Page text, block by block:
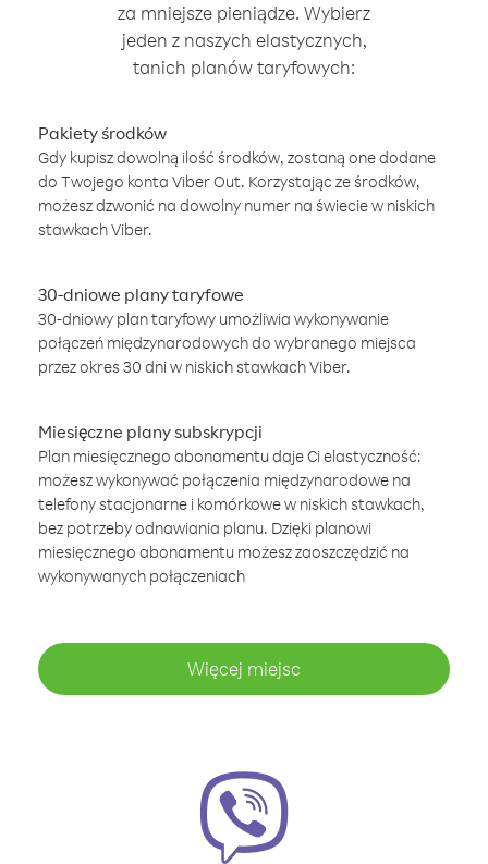
za mniejsze pieniądze. Wybierz
jeden z naszych elastycznych,
tanich planów taryfowych:
Pakiety środków
Gdy kupisz dowolną ilość środków, zostaną one dodane
do Twojego konta Viber Out. Korzystając ze środków,
możesz dzwonić na dowolny numer na świecie w niskich
stawkach Viber.
30-dniowe plany taryfowe
30-dniowy plan taryfowy umożliwia wykonywanie
połączeń międzynarodowych do wybranego miejsca
przez okres 30 dni w niskich stawkach Viber.
Miesięczne plany subskrypcji
Plan miesięcznego abonamentu daje Ci elastyczność:
możesz wykonywać połączenia międzynarodowe na
telefony stacjonarne i komórkowe w niskich stawkach,
bez potrzeby odnawiania planu. Dzięki planowi
miesięcznego abonamentu możesz zaoszczędzić na
wykonywanych połączeniach
Więcej miejsc